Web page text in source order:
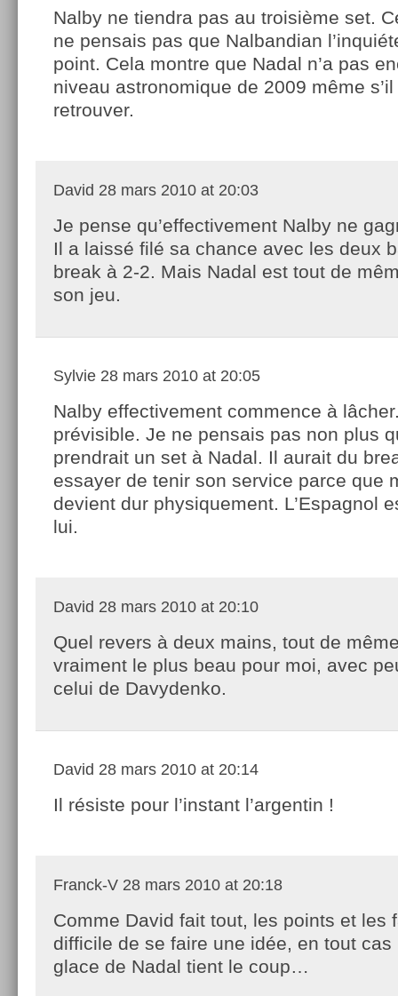
Nalby ne tiendra pas au troisième set.
ne pensais pas que Nalbandian
point. Cela montre que Nadal n’a pas
niveau astronomique de 2009 même
retrouver.
David 28 mars 2010 at 20:03
Je pense qu’effectivement Nalby ne
Il a laissé filé sa chance avec les deux
break à 2-2. Mais Nadal est tout de
son jeu.
Sylvie 28 mars 2010 at 20:05
Nalby effectivement commence à
prévisible. Je ne pensais pas non plus
prendrait un set à Nadal. Il aurait du
essayer de tenir son service parce que
devient dur physiquement. L’Espagnol
lui.
David 28 mars 2010 at 20:10
Quel revers à deux mains, tout de
vraiment le plus beau pour moi, avec
celui de Davydenko.
David 28 mars 2010 at 20:14
Il résiste pour l’instant l’argentin !
Franck-V 28 mars 2010 at 20:18
Comme David fait tout, les points et les
difficile de se faire une idée, en tout cas
glace de Nadal tient le coup…